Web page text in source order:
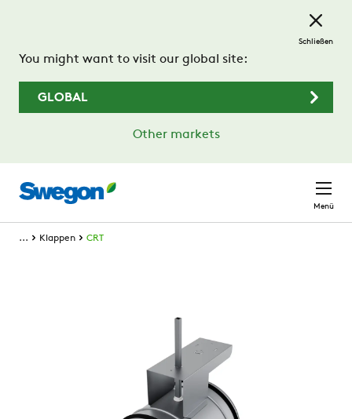
You might want to visit our global site:
GLOBAL
Other markets
Schließen
Menü
... Klappen CRT